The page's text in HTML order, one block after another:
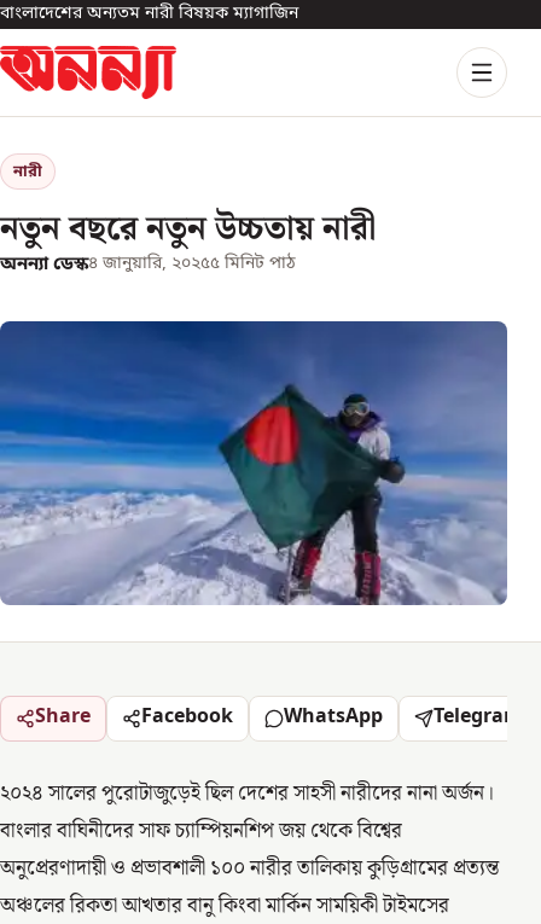
বাংলাদেশের অন্যতম নারী বিষয়ক ম্যাগাজিন
নারী
নতুন বছরে নতুন উচ্চতায় নারী
অনন্যা ডেস্ক৪ জানুয়ারি, ২০২৫৫ মিনিট পাঠ
Share Facebook WhatsApp Telegram
২০২৪ সালের পুরোটাজুড়েই ছিল দেশের সাহসী নারীদের নানা অর্জন।
বাংলার বাঘিনীদের সাফ চ্যাম্পিয়নশিপ জয় থেকে বিশ্বের
অনুপ্রেরণাদায়ী ও প্রভাবশালী ১০০ নারীর তালিকায় কুড়িগ্রামের প্রত্যন্ত
অঞ্চলের রিকতা আখতার বানু কিংবা মার্কিন সাময়িকী টাইমসের